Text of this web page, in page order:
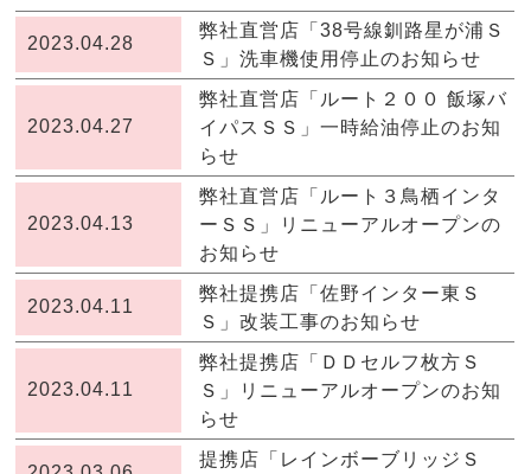
2023.04.28
弊社直営店「38号線釧路星が浦Ｓ
Ｓ」洗車機使用停止のお知らせ
2023.04.27
弊社直営店「ルート２００ 飯塚バ
イパスＳＳ」一時給油停止のお知
らせ
2023.04.13
弊社直営店「ルート３鳥栖インタ
ーＳＳ」リニューアルオープンの
お知らせ
2023.04.11
弊社提携店「佐野インター東Ｓ
Ｓ」改装工事のお知らせ
2023.04.11
弊社提携店「ＤＤセルフ枚方Ｓ
Ｓ」リニューアルオープンのお知
らせ
提携店「レインボーブリッジＳ